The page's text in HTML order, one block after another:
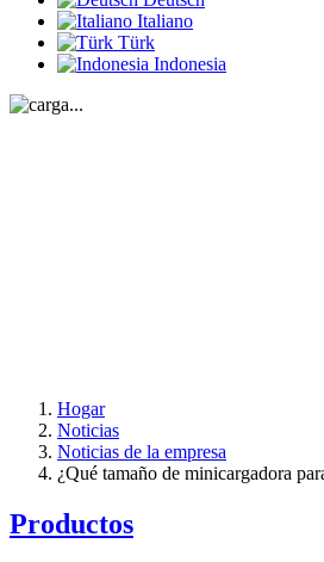
Italiano
Türk
Indonesia
Hogar
Noticias
Noticias de la empresa
¿Qué tamaño de minicargadora
Productos